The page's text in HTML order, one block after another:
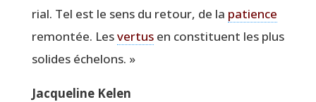
rial. Tel est le sens du retour, de la patience
remon­tée. Lesver­tusen consti­tuent les plus
solides échelons. »
Jac­que­line Kelen